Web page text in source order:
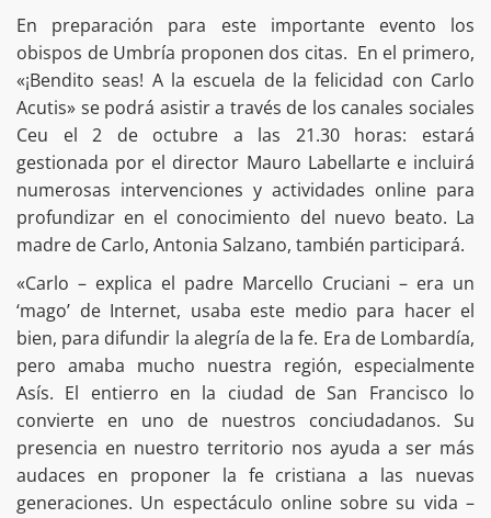
En preparación para este importante evento los
obispos de Umbría proponen dos citas. En el primero,
«¡Bendito seas! A la escuela de la felicidad con Carlo
Acutis» se podrá asistir a través de los canales sociales
Ceu el 2 de octubre a las 21.30 horas: estará
gestionada por el director Mauro Labellarte e incluirá
numerosas intervenciones y actividades online para
profundizar en el conocimiento del nuevo beato. La
madre de Carlo, Antonia Salzano, también participará.
«Carlo – explica el padre Marcello Cruciani – era un
‘mago’ de Internet, usaba este medio para hacer el
bien, para difundir la alegría de la fe. Era de Lombardía,
pero amaba mucho nuestra región, especialmente
Asís. El entierro en la ciudad de San Francisco lo
convierte en uno de nuestros conciudadanos. Su
presencia en nuestro territorio nos ayuda a ser más
audaces en proponer la fe cristiana a las nuevas
generaciones. Un espectáculo online sobre su vida –